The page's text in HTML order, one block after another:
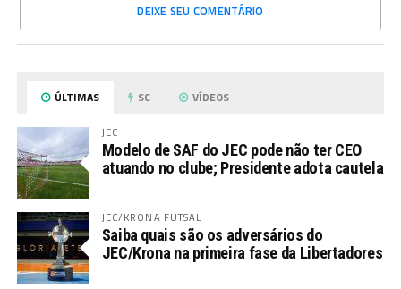
DEIXE SEU COMENTÁRIO
ÚLTIMAS SC VÍDEOS
JEC
Modelo de SAF do JEC pode não ter CEO
atuando no clube; Presidente adota cautela
JEC/KRONA FUTSAL
Saiba quais são os adversários do
JEC/Krona na primeira fase da Libertadores